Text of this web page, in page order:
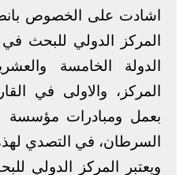
اشادت على الخصوص
المركز الدولي للبحث
الدولة الخامسة
المركز، والاولى في
بعمل ومبادرات مؤسسة
السرطان، في التصدي
ويعتبر المركز الدولي